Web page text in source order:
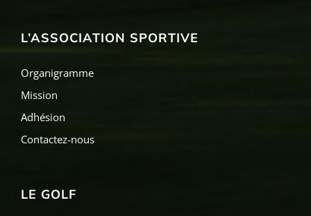
L’ASSOCIATION SPORTIVE
Organigramme
Mission
Adhésion
Contactez-nous
LE GOLF